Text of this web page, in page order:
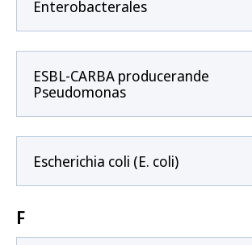
Enterobacterales
ESBL-CARBA producerande
Pseudomonas
Escherichia coli (E. coli)
F